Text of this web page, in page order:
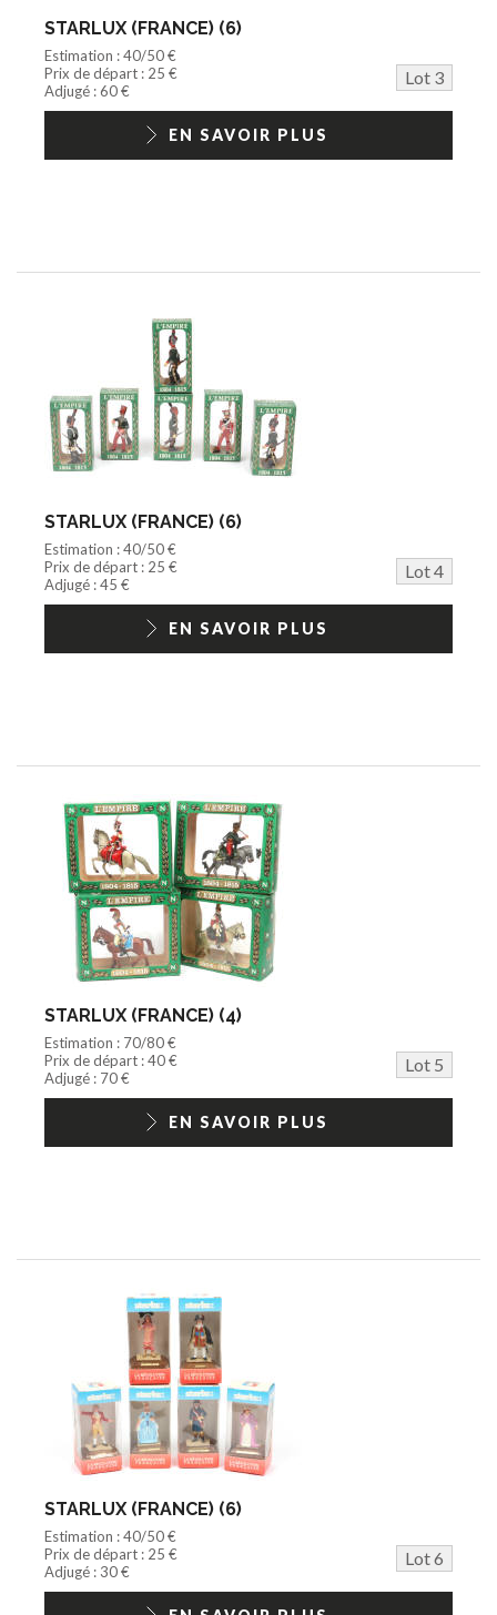
STARLUX (FRANCE) (6)
Estimation : 40/50 €
Prix de départ : 25 €
Lot 3
Adjugé : 60 €
EN SAVOIR PLUS
STARLUX (FRANCE) (6)
Estimation : 40/50 €
Prix de départ : 25 €
Lot 4
Adjugé : 45 €
EN SAVOIR PLUS
STARLUX (FRANCE) (4)
Estimation : 70/80 €
Prix de départ : 40 €
Lot 5
Adjugé : 70 €
EN SAVOIR PLUS
STARLUX (FRANCE) (6)
Estimation : 40/50 €
Prix de départ : 25 €
Lot 6
Adjugé : 30 €